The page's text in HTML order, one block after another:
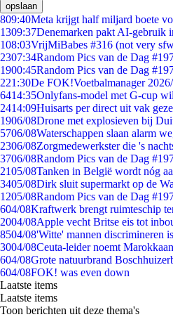
opslaan
809:40Meta krijgt half miljard boete
1309:37Denemarken pakt AI-gebruik
108:03VrijMiBabes #316 (not very
2307:34Random Pics van de Dag
1900:45Random Pics van de Dag
221:30De FOK!Voetbalmanager
6414:35Onlyfans-model met G-cup
2414:09Huisarts per direct uit vak
1906/08Drone met explosieven bij
5706/08Waterschappen slaan alarm
2306/08Zorgmedewerkster die 's
3706/08Random Pics van de Dag
2105/08Tanken in België wordt nóg
3405/08Dirk sluit supermarkt op de
1205/08Random Pics van de Dag
604/08Kraftwerk brengt ruimteschip
2004/08Apple vecht Britse eis tot
8504/08'Witte' mannen discrimineren
3004/08Ceuta-leider noemt
604/08Grote natuurbrand
604/08FOK! was even down
Laatste items
Laatste items
Toon berichten uit deze thema's